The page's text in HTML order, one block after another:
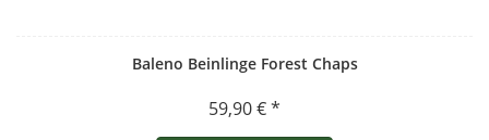
Baleno Beinlinge Forest Chaps
59,90 € *